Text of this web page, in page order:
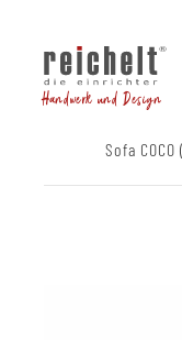
Handwerk und Design
Sofa